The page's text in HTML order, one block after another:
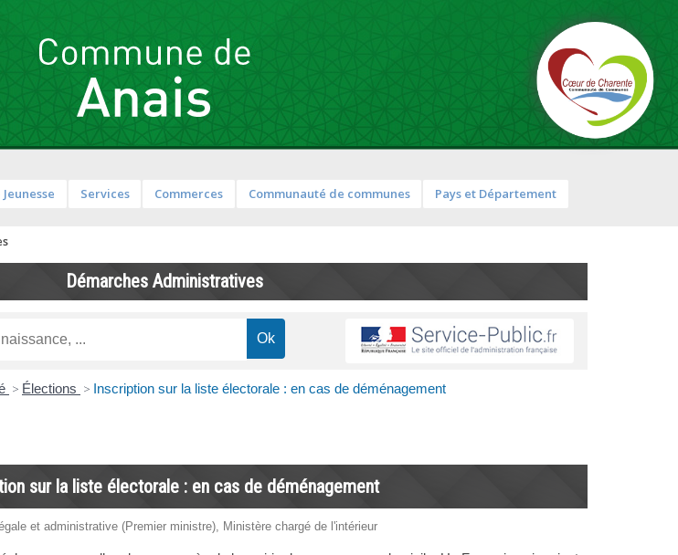
Services Commerces Communauté de communes Pays et Département
Démarches Administratives
> Élections > Inscription sur la liste électorale : en cas de déménagement
sur la liste électorale : en cas de déménagement
et administrative (Premier ministre), Ministère chargé de l'intérieur